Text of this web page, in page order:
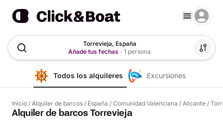
Torrevieja, España
Añade tus fechas · 1 persona
Todos los alquileres Excursiones
Inicio / Alquiler de barcos / España / Comunidad Valenciana / Alicante /
Alquiler de barcos Torrevieja